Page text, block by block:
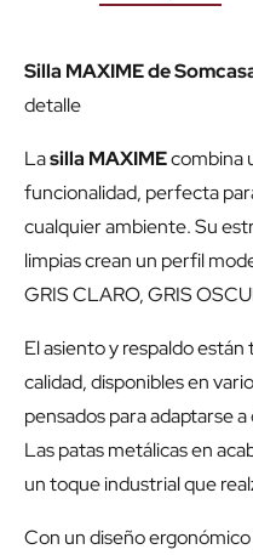
Silla MAXIME de
detalle
Lasilla MAXIMEcombina
funcionalidad, perfecta
cualquier ambiente. Su
limpias crean un perfil
GRIS CLARO, GRIS
El asiento y respaldo
calidad, disponibles en
pensados para adaptarse
Las patas metálicas en
un toque industrial que
Con un diseño